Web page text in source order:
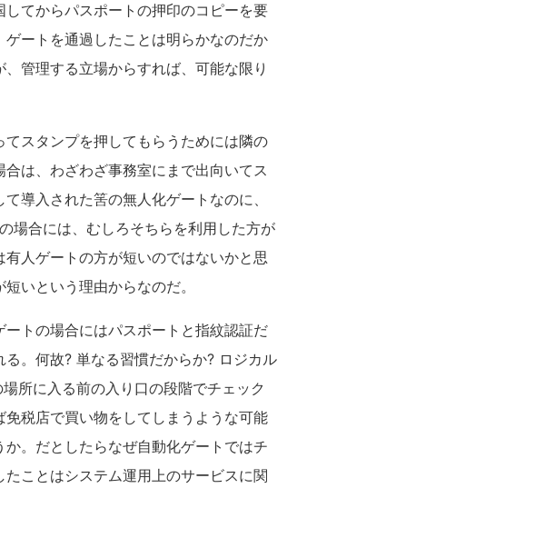
てからパスポートの押印のコピーを要
ートを通過したことは明らかなのだか
管理する立場からすれば、可能な限り
スタンプを押してもらうためには隣の
は、わざわざ事務室にまで出向いてス
導入された筈の無人化ゲートなのに、
場合には、むしろそちらを利用した方が
人ゲートの方が短いのではないかと思
いという理由からなのだ。
トの場合にはパスポートと指紋認証だ
。何故? 単なる習慣だからか? ロジカル
所に入る前の入り口の段階でチェック
税店で買い物をしてしまうような可能
。だとしたらなぜ自動化ゲートではチ
ことはシステム運用上のサービスに関